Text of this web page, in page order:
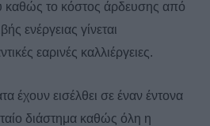
καθώς το κόστος άρδευσης από
ενέργειας γίνεται
εαρινές καλλιέργειες.
έχουν εισέλθει σε έναν έντονα
διάστημα καθώς όλη η